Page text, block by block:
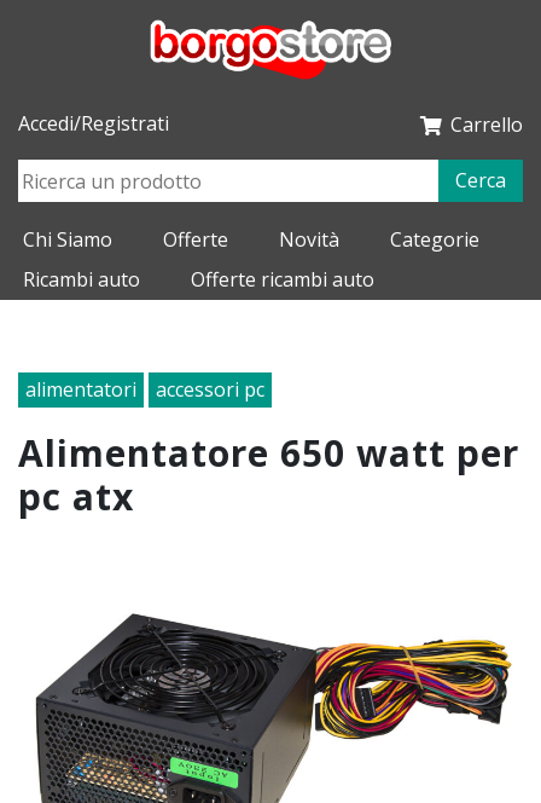
Accedi/Registrati Carrello
Cerca
Chi Siamo Offerte Novità
Categorie
Ricambi auto
Offerte ricambi auto
alimentatori accessori pc
alimentatore 650 watt per
pc atx